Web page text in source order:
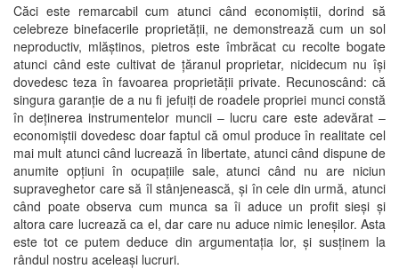
Căci este remarcabil cum atunci când economiștii, dorind să
celebreze binefacerile proprietății, ne demonstrează cum un sol
neproductiv, mlăștinos, pietros este îmbrăcat cu recolte bogate
atunci când este cultivat de țăranul proprietar, nicidecum nu își
dovedesc teza în favoarea proprietății private. Recunoscând: că
singura garanție de a nu fi jefuiți de roadele propriei munci constă
în deținerea instrumentelor muncii – lucru care este adevărat –
economiștii dovedesc doar faptul că omul produce în realitate cel
mai mult atunci când lucrează în libertate, atunci când dispune de
anumite opțiuni în ocupațiile sale, atunci când nu are niciun
supraveghetor care să îl stânjenească, și în cele din urmă, atunci
când poate observa cum munca sa îi aduce un profit sieși și
altora care lucrează ca el, dar care nu aduce nimic leneșilor. Asta
este tot ce putem deduce din argumentația lor, și susținem la
rândul nostru aceleași lucruri.